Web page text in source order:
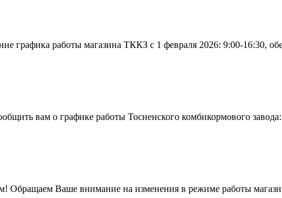
графика работы магазина ТККЗ c 1 февраля 2026: 9:00-16:30,
вам о графике работы Тосненского комбикормового завода:
Ваше внимание на изменения в режиме работы